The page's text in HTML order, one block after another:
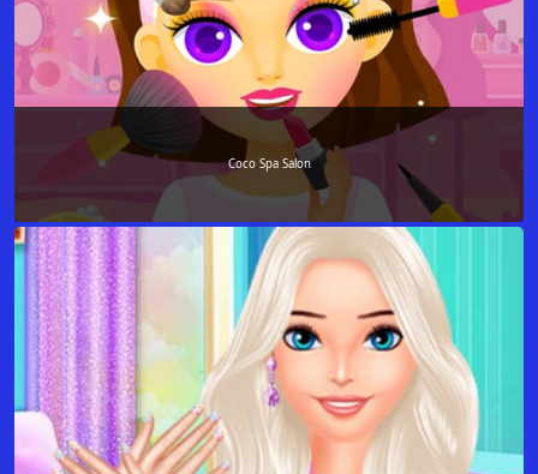
Coco Spa Salon